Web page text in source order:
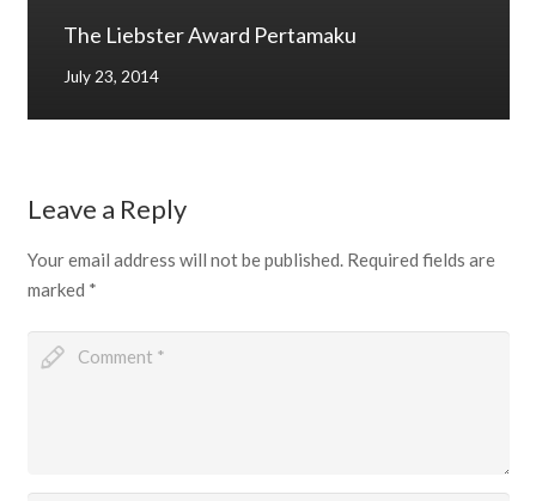
The Liebster Award Pertamaku
July 23, 2014
Leave a Reply
Your email address will not be published. Required fields are
marked *